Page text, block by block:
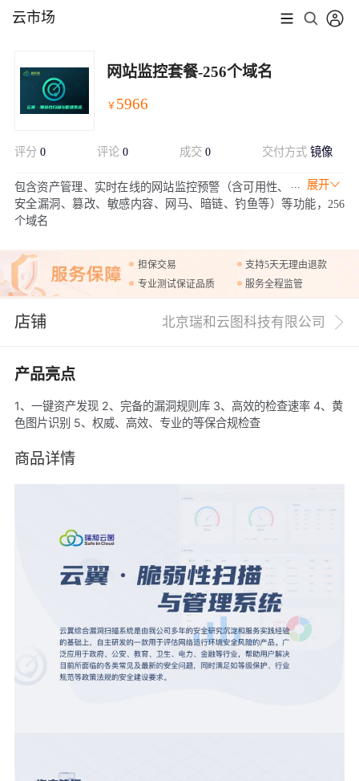
云市场
网站监控套餐-256个域名
￥ 5966
评分 0 评论 0 成交 0 交付方式镜像
展开
包含资产管理、实时在线的网站监控预警（含可用性、
安全漏洞、篡改、敏感内容、网马、暗链、钓鱼等）等功能，256
个域名
担保交易
支持5天无理由退款
专业测试保证品质
服务全程监管
店铺 北京瑞和云图科技有限公司
产品亮点
1、一键资产发现 2、完备的漏洞规则库 3、高效的检查速率 4、黄
色图片识别 5、权威、高效、专业的等保合规检查
商品详情